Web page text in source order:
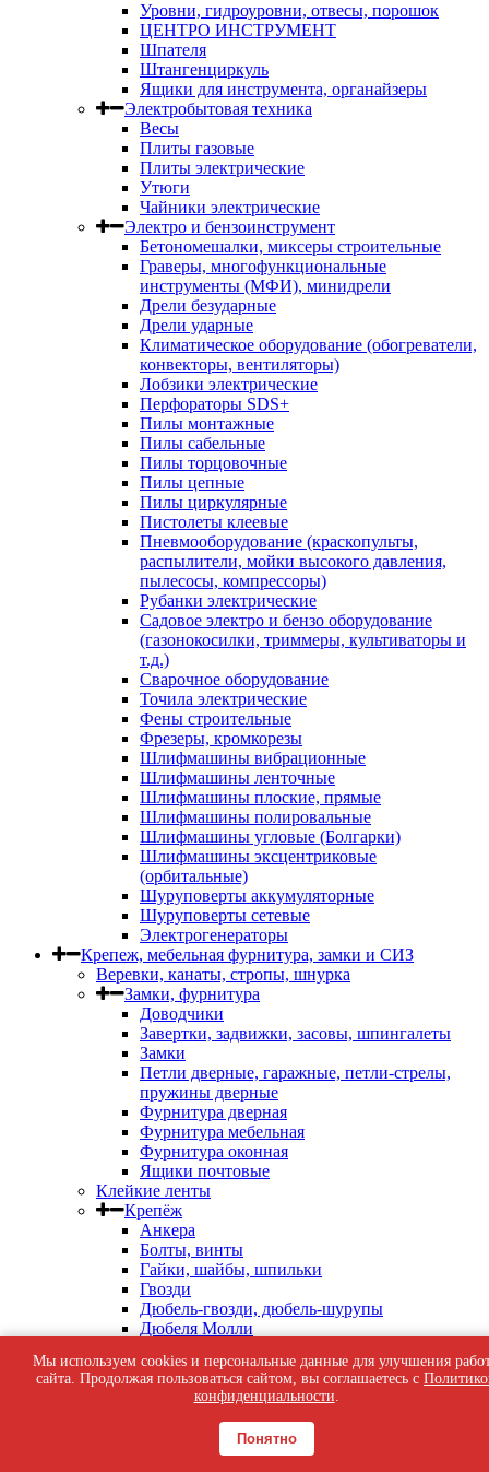
Уровни, гидроуровни, отвесы, порошок
ЦЕНТРО ИНСТРУМЕНТ
Шпателя
Штангенциркуль
Ящики для инструмента, органайзеры
Электробытовая техника
Весы
Плиты газовые
Плиты электрические
Утюги
Чайники электрические
Электро и бензоинструмент
Бетономешалки, миксеры строительные
Граверы, многофункциональные
инструменты (МФИ), минидрели
Дрели безударные
Дрели ударные
Климатическое оборудование (обогреватели,
конвекторы, вентиляторы)
Лобзики электрические
Перфораторы SDS+
Пилы монтажные
Пилы сабельные
Пилы торцовочные
Пилы цепные
Пилы циркулярные
Пистолеты клеевые
Пневмооборудование (краскопульты,
распылители, мойки высокого давления,
пылесосы, компрессоры)
Рубанки электрические
Садовое электро и бензо оборудование
(газонокосилки, триммеры, культиваторы и
т.д.)
Сварочное оборудование
Точила электрические
Фены строительные
Фрезеры, кромкорезы
Шлифмашины вибрационные
Шлифмашины ленточные
Шлифмашины плоские, прямые
Шлифмашины полировальные
Шлифмашины угловые (Болгарки)
Шлифмашины эксцентриковые
(орбитальные)
Шуруповерты аккумуляторные
Шуруповерты сетевые
Электрогенераторы
Крепеж, мебельная фурнитура, замки и СИЗ
Веревки, канаты, стропы, шнурка
Замки, фурнитура
Доводчики
Завертки, задвижки, засовы, шпингалеты
Замки
Петли дверные, гаражные, петли-стрелы,
пружины дверные
Фурнитура дверная
Фурнитура мебельная
Фурнитура оконная
Ящики почтовые
Клейкие ленты
Крепёж
Анкера
Болты, винты
Гайки, шайбы, шпильки
Гвозди
Дюбель-гвозди, дюбель-шурупы
Дюбеля Молли
Кляймеры, скобы строительные, патроны
индустриальные
Перфорированный крепеж
Саморезы кровельные
Саморезы оконные, по бетону
Мы используем cookies и персональные данные для улучшения
сайта. Продолжая пользоваться сайтом, вы соглашаетесь с
конфиденциальности.
Понятно